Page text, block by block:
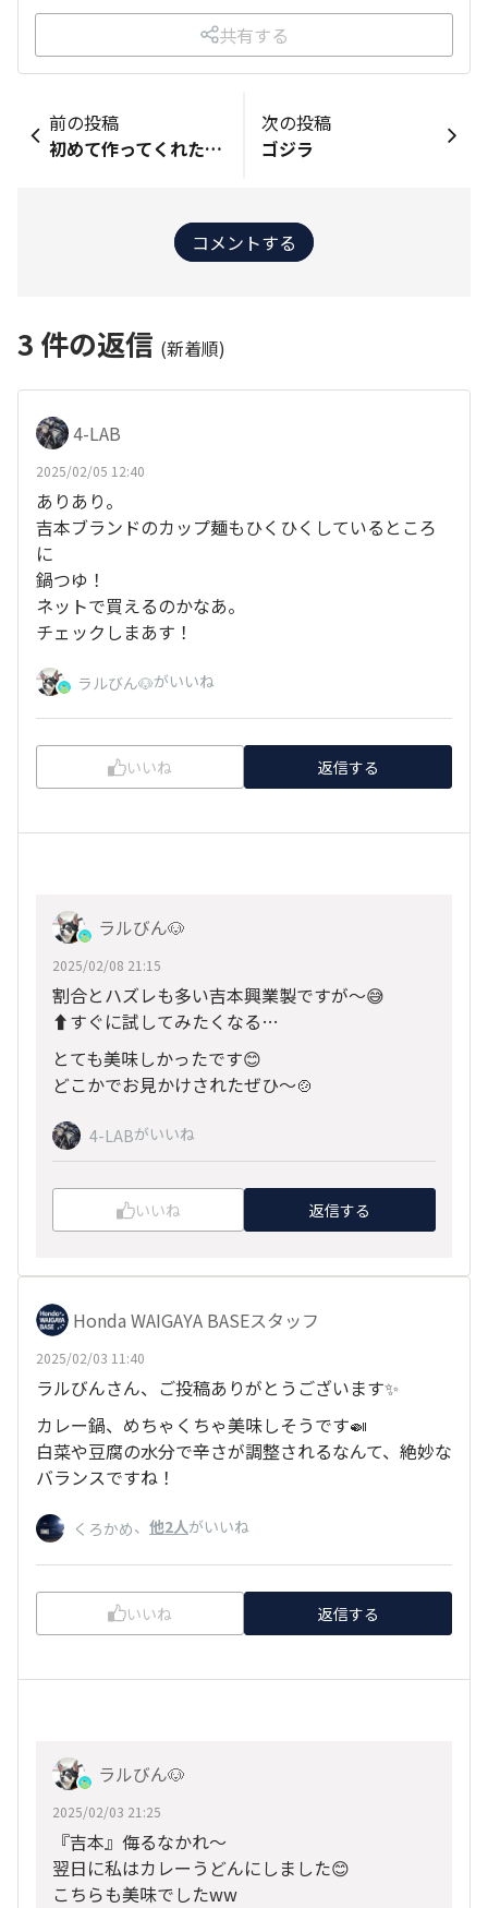
共有する
前の投稿
初めて作ってくれたカレー
次の投稿
ゴジラ
コメントする
3 件の返信 (新着順)
4-LAB
2025/02/05 12:40
ありあり。
吉本ブランドのカップ麺もひくひくしているところ
に
鍋つゆ！
ネットで買えるのかなあ。
チェックしまあす！
ラルびん🐶がいいね
いいね 返信する
ラルびん🐶
2025/02/08 21:15
割合とハズレも多い吉本興業製ですが～😅
⬆️すぐに試してみたくなる…
とても美味しかったです😊
どこかでお見かけされたぜひ～🍲
4-LABがいいね
いいね 返信する
Honda WAIGAYA BASEスタッフ
2025/02/03 11:40
ラルびんさん、ご投稿ありがとうございます✨
カレー鍋、めちゃくちゃ美味しそうです🍛
白菜や豆腐の水分で辛さが調整されるなんて、絶妙な
バランスですね！
くろかめ、 他2人がいいね
いいね 返信する
ラルびん🐶
2025/02/03 21:25
『吉本』侮るなかれ～
翌日に私はカレーうどんにしました😊
こちらも美味でしたww